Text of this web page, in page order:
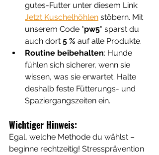
gutes-Futter unter diesem Link:
Jetzt Kuschelhöhlen stöbern. Mit
unserem Code "pw5" sparst du
auch dort 5 % auf alle Produkte.
Routine beibehalten: Hunde
fühlen sich sicherer, wenn sie
wissen, was sie erwartet. Halte
deshalb feste Fütterungs- und
Spaziergangszeiten ein.
Wichtiger Hinweis:
Egal, welche Methode du wählst –
beginne rechtzeitig! Stressprävention